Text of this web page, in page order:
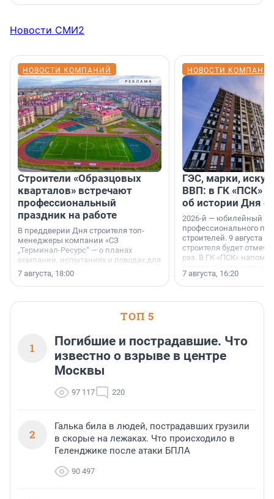
Новости СМИ2
НОВОСТИ КОМПАНИЙ
Строители «Образцовых
кварталов» встречают
профессиональный
праздник на работе
В преддверии Дня строителя топ-
менеджеры компании «СЗ
„Терминал-Ресурс“ — о планах
компании, испытаниях и поводах для
осторожного оптимизма.
7 августа, 18:00
НОВОСТИ
ГЭС, марки,
ВВП: в ГК «ПСК»
об истории Дня
2026-й — юбилейный
профессионального
строителей. 9 августа
строителя будет
раз. В ГК «ПСК»
поменялась роль
7 августа, 16:20
ТОП 5
1
Погибшие и пострадавшие. Что
известно о взрыве в центре
Москвы
97 117 220
2
Галька била в людей, пострадавших грузили
в скорые на лежаках. Что происходило в
Геленджике после атаки БПЛА
90 497